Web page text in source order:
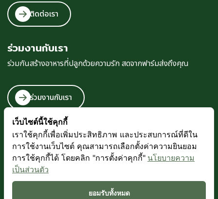
ติดต่อเรา
ร่วมงานกับเรา
ร่วมกันสร้างอาหารที่ปลูกด้วยความรัก สดจากฟาร์มส่งถึงคุณ
ร่วมงานกับเรา
ข้อกำหนดและเงื่อนไข
นโยบายความเป็นส่วนตัว
เว็บไซต์นี้ใช้คุกกี้
เราใช้คุกกี้เพื่อเพิ่มประสิทธิภาพ และประสบการณ์ที่ดีใน
การใช้งานเว็บไซต์ คุณสามารถเลือกตั้งค่าความยินยอม
การใช้คุกกี้ได้ โดยคลิก "การตั้งค่าคุกกี้" นโยบายความ
เป็นส่วนตัว
ยอมรับทั้งหมด